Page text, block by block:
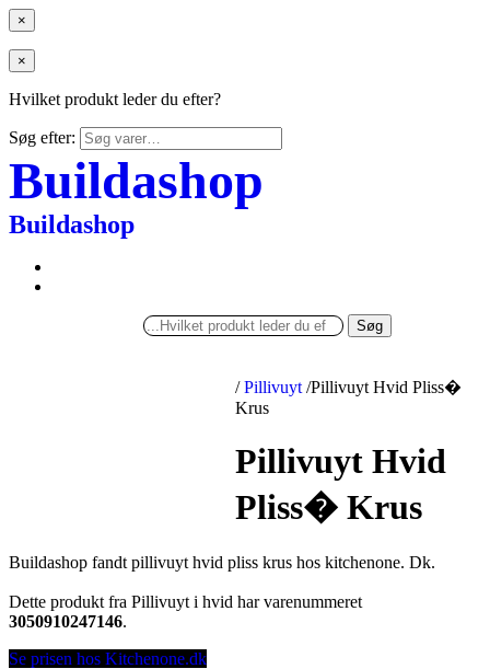
×
×
Hvilket produkt leder du efter?
Søg efter:
Buildashop
Buildashop
Søg
/ Pillivuyt /Pillivuyt Hvid Pliss�
Krus
Pillivuyt Hvid
Pliss� Krus
Buildashop fandt pillivuyt hvid pliss krus hos kitchenone. Dk.
Dette produkt fra Pillivuyt i hvid har varenummeret
3050910247146.
Se prisen hos Kitchenone.dk